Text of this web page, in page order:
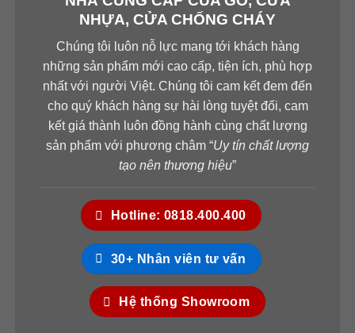
NHỰA, CỬA CHỐNG CHÁY
Chúng tôi luôn nỗ lực mang tới khách hàng
những sản phẩm mới cao cấp, tiện ích, phù hợp
nhất với người Việt. Chúng tôi cam kết đem đến
cho quý khách hàng sự hài lòng tuyệt đối, cam
kết giá thành luôn đồng hành cùng chất lượng
sản phẩm với phương châm “Uy tín chất lượng
tạo nên thương hiệu”
Hotline: 0818.400.400
30+ Nhân viên tư vấn
Hệ thống Showroom